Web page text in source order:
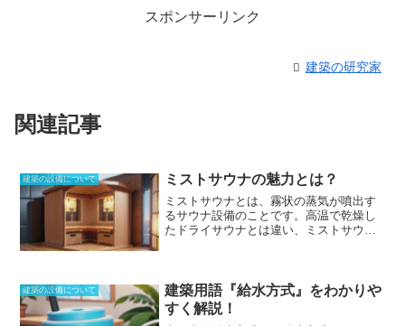
スポンサーリンク
建築の研究家
関連記事
建築の設備について ミストサウナの魅力とは？
ミストサウナとは、霧状の蒸気が噴出す
るサウナ設備のことです。高温で乾燥し
たドライサウナとは違い、ミストサウナ
す。また、細かな霧が全身を温めるの
で、リラックス効果が高いと言われてい
ます。ミストサウナの種類は大きく分け
建築の設備について
建築用語『給水方式』をわかりや
すく解説！